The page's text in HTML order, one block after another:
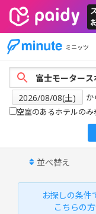
ミニッツ
か
空室のあるホテルのみ
並べ替え
お探しの条件
こちらの